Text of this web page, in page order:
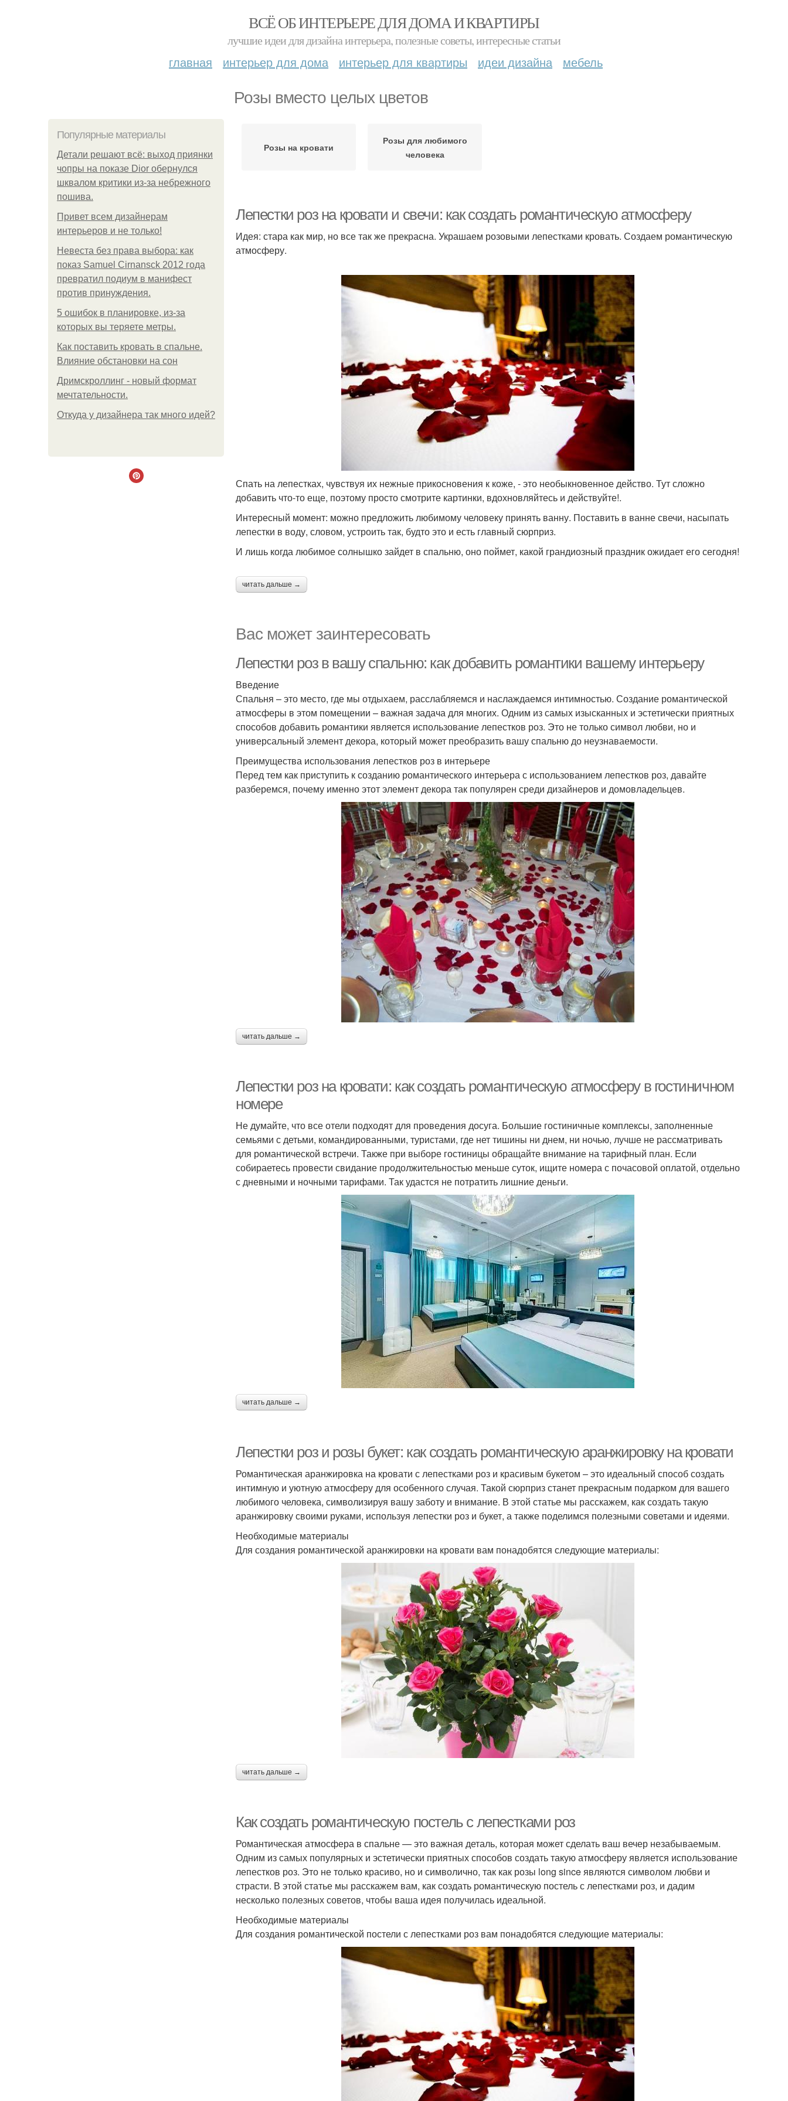
ВСЁ ОБ ИНТЕРЬЕРЕ ДЛЯ ДОМА И КВАРТИРЫ
лучшие идеи для дизайна интерьера, полезные советы, интересные статьи
главная интерьер для дома интерьер для квартиры идеи дизайна мебель
Розы вместо целых цветов
Популярные материалы
Детали решают всё: выход приянки
чопры на показе Dior обернулся
шквалом критики из-за небрежного
пошива.
Привет всем дизайнерам
интерьеров и не только!
Невеста без права выбора: как
показ Samuel Cirnansck 2012 года
превратил подиум в манифест
против принуждения.
5 ошибок в планировке, из-за
которых вы теряете метры.
Как поставить кровать в спальне.
Влияние обстановки на сон
Дримскроллинг - новый формат
мечтательности.
Откуда у дизайнера так много идей?
Розы на кровати
Розы для любимого
человека
Лепестки роз на кровати и свечи: как создать романтическую атмосферу
Идея: стара как мир, но все так же прекрасна. Украшаем розовыми лепестками кровать. Создаем романтическую
атмосферу.
Спать на лепестках, чувствуя их нежные прикосновения к коже, - это необыкновенное действо. Тут сложно
добавить что-то еще, поэтому просто смотрите картинки, вдохновляйтесь и действуйте!.
Интересный момент: можно предложить любимому человеку принять ванну. Поставить в ванне свечи, насыпать
лепестки в воду, словом, устроить так, будто это и есть главный сюрприз.
И лишь когда любимое солнышко зайдет в спальню, оно поймет, какой грандиозный праздник ожидает его сегодня!
читать дальше →
Вас может заинтересовать
Лепестки роз в вашу спальню: как добавить романтики вашему интерьеру
Введение
Спальня – это место, где мы отдыхаем, расслабляемся и наслаждаемся интимностью. Создание романтической
атмосферы в этом помещении – важная задача для многих. Одним из самых изысканных и эстетически приятных
способов добавить романтики является использование лепестков роз. Это не только символ любви, но и
универсальный элемент декора, который может преобразить вашу спальню до неузнаваемости.
Преимущества использования лепестков роз в интерьере
Перед тем как приступить к созданию романтического интерьера с использованием лепестков роз, давайте
разберемся, почему именно этот элемент декора так популярен среди дизайнеров и домовладельцев.
читать дальше →
Лепестки роз на кровати: как создать романтическую атмосферу в гостиничном
номере
Не думайте, что все отели подходят для проведения досуга. Большие гостиничные комплексы, заполненные
семьями с детьми, командированными, туристами, где нет тишины ни днем, ни ночью, лучше не рассматривать
для романтической встречи. Также при выборе гостиницы обращайте внимание на тарифный план. Если
собираетесь провести свидание продолжительностью меньше суток, ищите номера с почасовой оплатой, отдельно
с дневными и ночными тарифами. Так удастся не потратить лишние деньги.
читать дальше →
Лепестки роз и розы букет: как создать романтическую аранжировку на кровати
Романтическая аранжировка на кровати с лепестками роз и красивым букетом – это идеальный способ создать
интимную и уютную атмосферу для особенного случая. Такой сюрприз станет прекрасным подарком для вашего
любимого человека, символизируя вашу заботу и внимание. В этой статье мы расскажем, как создать такую
аранжировку своими руками, используя лепестки роз и букет, а также поделимся полезными советами и идеями.
Необходимые материалы
Для создания романтической аранжировки на кровати вам понадобятся следующие материалы:
читать дальше →
Как создать романтическую постель с лепестками роз
Романтическая атмосфера в спальне — это важная деталь, которая может сделать ваш вечер незабываемым.
Одним из самых популярных и эстетически приятных способов создать такую атмосферу является использование
лепестков роз. Это не только красиво, но и символично, так как розы long since являются символом любви и
страсти. В этой статье мы расскажем вам, как создать романтическую постель с лепестками роз, и дадим
несколько полезных советов, чтобы ваша идея получилась идеальной.
Необходимые материалы
Для создания романтической постели с лепестками роз вам понадобятся следующие материалы: